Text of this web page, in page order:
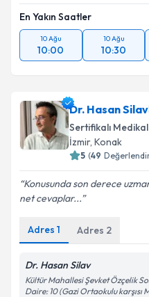
En Yakın Saatler
10 Ağu
10:00
10 Ağu
10:30
Dr. Hasan Silav
Sertifikalı
İzmir, Konak
5 (49
Konusunda son derece
net cevaplar...
Adres 1 Adres 2
Dr. Hasan Silav
Kültür Mahallesi Şevket Özçelik
Daire: 10 (Gazi Ortaokulu karşısı